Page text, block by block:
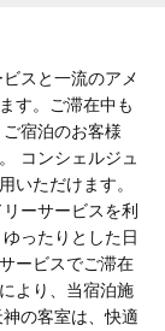
スと一流のアメ
す。ご滞在中も
宿泊のお客様
コンシェルジュ
いただけます。
ーサービスを利
ったりとした日
ービスでご滞在
より、当宿泊施
の客室は、快適